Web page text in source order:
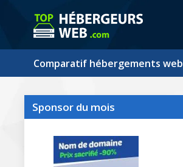
Comparatif hébergements web
Sponsor du mois